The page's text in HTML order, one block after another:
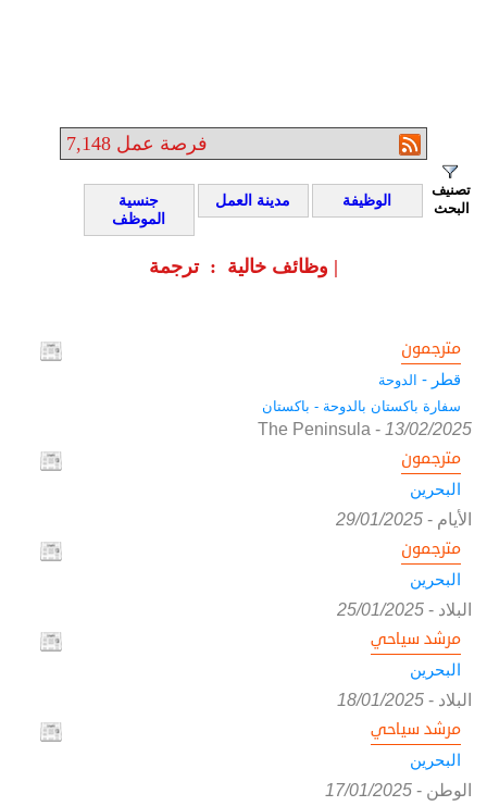
7,148 فرصة عمل
تصنيف
البحث
الوظيفة مدينة العمل
جنسية
الموظف
وظائف خالية : ترجمة |
مترجمون
قطر - الدوحة
سفارة باكستان بالدوحة - باكستان
The Peninsula - 13/02/2025
مترجمون
البحرين
الأيام -
29/01/2025
مترجمون
البحرين
البلاد -
25/01/2025
مرشد سياحي
البحرين
البلاد -
18/01/2025
مرشد سياحي
البحرين
الوطن -
17/01/2025